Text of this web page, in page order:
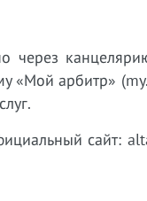
через
«Мой арбитр»
сайт: